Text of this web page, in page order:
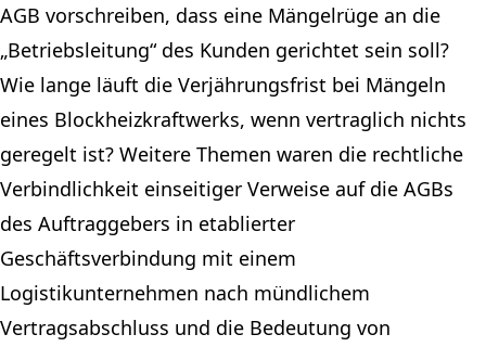
AGB vorschreiben, dass eine Mängelrüge an die
„Betriebsleitung“ des Kunden gerichtet sein soll?
Wie lange läuft die Verjährungsfrist bei Mängeln
eines Blockheizkraftwerks, wenn vertraglich nichts
geregelt ist? Weitere Themen waren die rechtliche
Verbindlichkeit einseitiger Verweise auf die AGBs
des Auftraggebers in etablierter
Geschäftsverbindung mit einem
Logistikunternehmen nach mündlichem
Vertragsabschluss und die Bedeutung von